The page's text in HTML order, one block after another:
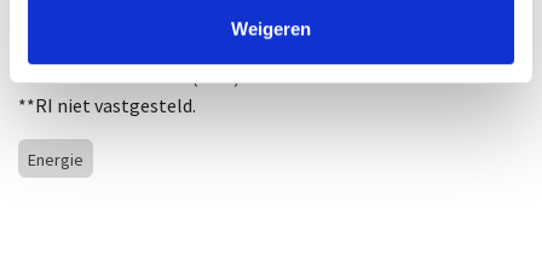
Weigeren
*Referentie-Inname (%RI) voor volwassene 2000 kcal.
**RI niet vastgesteld.
Energie